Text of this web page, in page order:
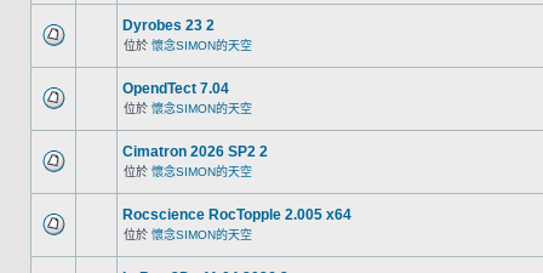
Dyrobes 23 2
位於 懷念SIMON的天空
OpendTect 7.04
位於 懷念SIMON的天空
Cimatron 2026 SP2 2
位於 懷念SIMON的天空
Rocscience RocTopple 2.005 x64
位於 懷念SIMON的天空